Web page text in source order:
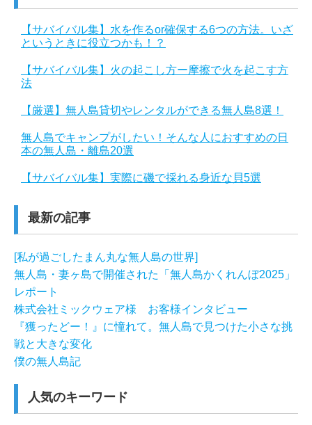
【サバイバル集】水を作るor確保する6つの方法。いざ
というときに役立つかも！？
【サバイバル集】火の起こし方ー摩擦で火を起こす方
法
【厳選】無人島貸切やレンタルができる無人島8選！
無人島でキャンプがしたい！そんな人におすすめの日
本の無人島・離島20選
【サバイバル集】実際に磯で採れる身近な貝5選
最新の記事
[私が過ごしたまん丸な無人島の世界]
無人島・妻ヶ島で開催された「無人島かくれんぼ2025」
レポート
株式会社ミックウェア様 お客様インタビュー
『獲ったどー！』に憧れて。無人島で見つけた小さな挑
戦と大きな変化
僕の無人島記
人気のキーワード